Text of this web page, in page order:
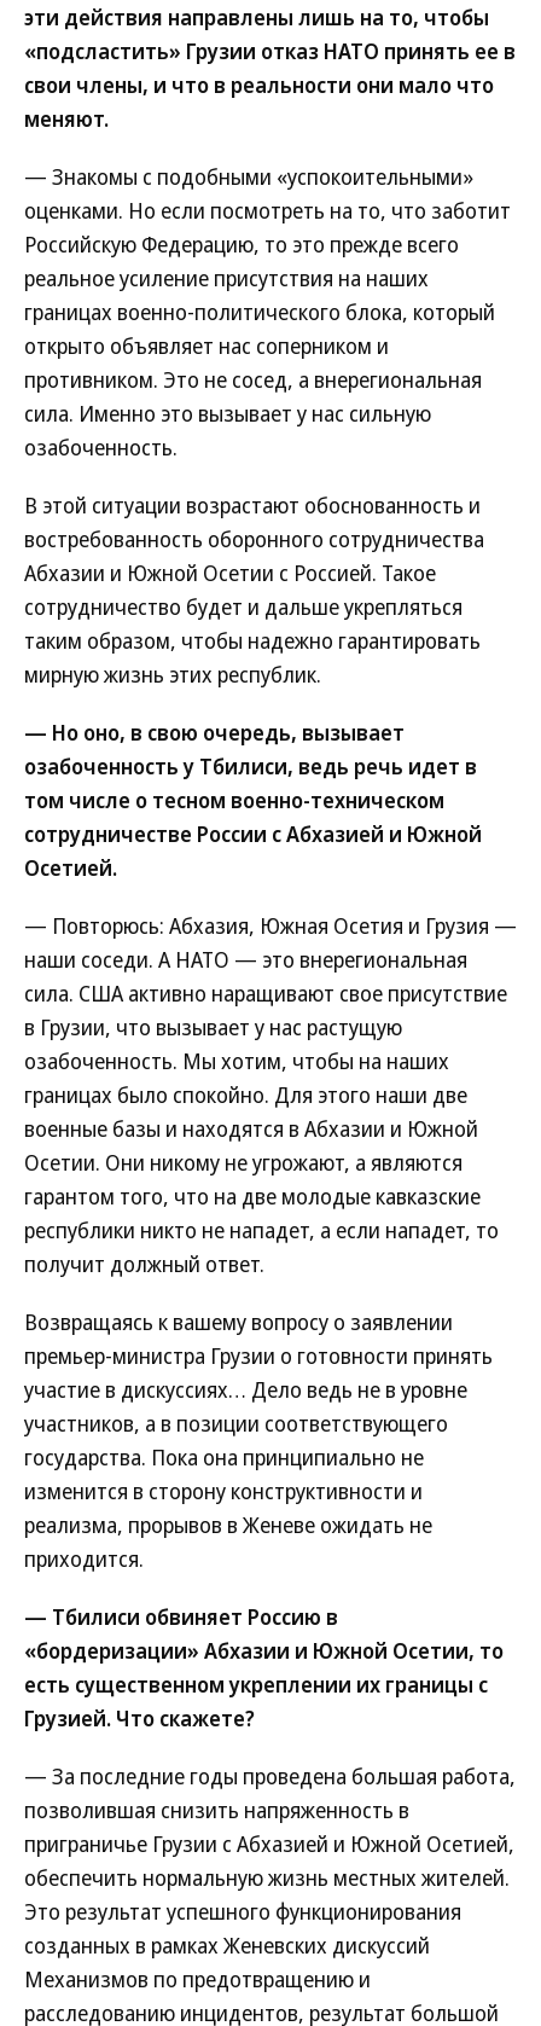
эти действия направлены лишь на то, чтобы
«подсластить» Грузии отказ НАТО принять ее в
свои члены, и что в реальности они мало что
меняют.
— Знакомы с подобными «успокоительными»
оценками. Но если посмотреть на то, что заботит
Российскую Федерацию, то это прежде всего
реальное усиление присутствия на наших
границах военно-политического блока, который
открыто объявляет нас соперником и
противником. Это не сосед, а внерегиональная
сила. Именно это вызывает у нас сильную
озабоченность.
В этой ситуации возрастают обоснованность и
востребованность оборонного сотрудничества
Абхазии и Южной Осетии с Россией. Такое
сотрудничество будет и дальше укрепляться
таким образом, чтобы надежно гарантировать
мирную жизнь этих республик.
— Но оно, в свою очередь, вызывает
озабоченность у Тбилиси, ведь речь идет в
том числе о тесном военно-техническом
сотрудничестве России с Абхазией и Южной
Осетией.
— Повторюсь: Абхазия, Южная Осетия и Грузия —
наши соседи. А НАТО — это внерегиональная
сила. США активно наращивают свое присутствие
в Грузии, что вызывает у нас растущую
озабоченность. Мы хотим, чтобы на наших
границах было спокойно. Для этого наши две
военные базы и находятся в Абхазии и Южной
Осетии. Они никому не угрожают, а являются
гарантом того, что на две молодые кавказские
республики никто не нападет, а если нападет, то
получит должный ответ.
Возвращаясь к вашему вопросу о заявлении
премьер-министра Грузии о готовности принять
участие в дискуссиях… Дело ведь не в уровне
участников, а в позиции соответствующего
государства. Пока она принципиально не
изменится в сторону конструктивности и
реализма, прорывов в Женеве ожидать не
приходится.
— Тбилиси обвиняет Россию в
«бордеризации» Абхазии и Южной Осетии, то
есть существенном укреплении их границы с
Грузией. Что скажете?
— За последние годы проведена большая работа,
позволившая снизить напряженность в
приграничье Грузии с Абхазией и Южной Осетией,
обеспечить нормальную жизнь местных жителей.
Это результат успешного функционирования
созданных в рамках Женевских дискуссий
Механизмов по предотвращению и
расследованию инцидентов, результат большой